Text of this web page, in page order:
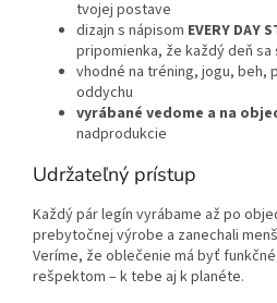
tvojej postave
dizajn s nápisom EVERY DAY
pripomienka, že každý deň
vhodné na tréning, jogu, beh,
oddychu
vyrábané vedome a na
nadprodukcie
Udržateľný prístup
Každý pár legín vyrábame až po
prebytočnej výrobe a zanechali
Veríme, že oblečenie má byť
rešpektom – k tebe aj k planéte.